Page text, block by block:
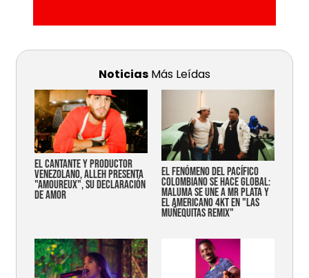
Noticias Más Leídas
EL CANTANTE Y PRODUCTOR
VENEZOLANO, ALLEH PRESENTA
"AMOUREUX", SU DECLARACIÓN
DE AMOR
EL FENÓMENO DEL PACÍFICO
COLOMBIANO SE HACE GLOBAL:
MALUMA SE UNE A MR PLATA Y
EL AMERICANO 4KT EN "LAS
MUÑEQUITAS REMIX"